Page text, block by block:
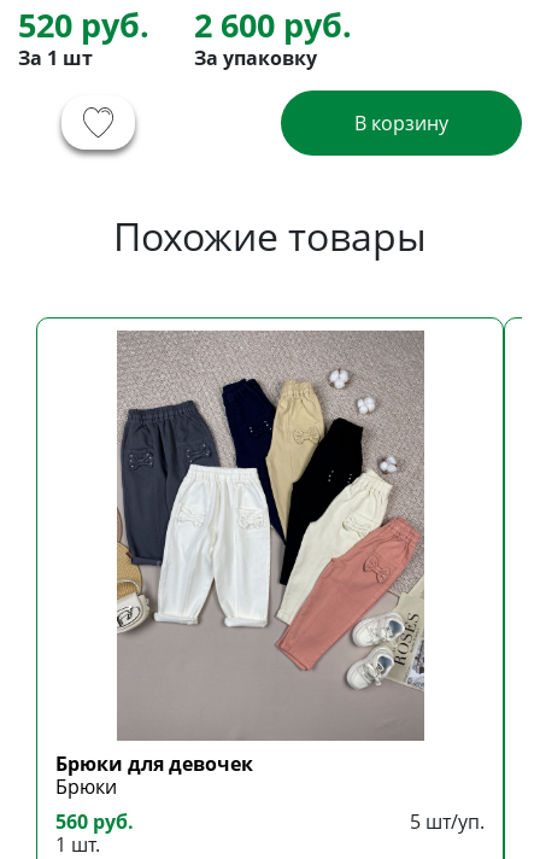
520 руб.
За 1 шт
2 600 руб.
За упаковку
В корзину
Похожие товары
Брюки для девочек
Брюки
560 руб.
1 шт.
5 шт/уп.